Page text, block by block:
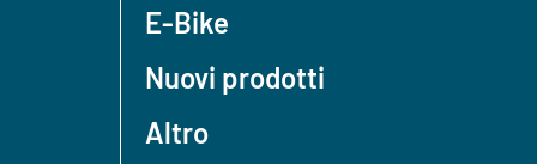
E-Bike
Nuovi prodotti
Altro